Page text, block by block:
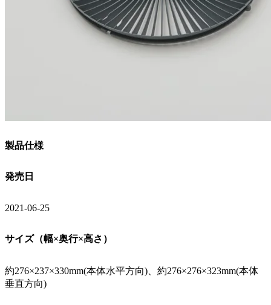
製品仕様
発売日
2021-06-25
サイズ（幅×奥行×高さ）
約276×237×330mm(本体水平方向)、約276×276×323mm(本体
垂直方向)